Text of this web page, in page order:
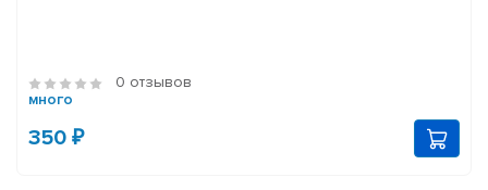
0 отзывов
много
350 ₽